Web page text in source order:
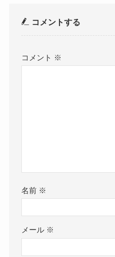
コメントする
コメント ※
名前 ※
メール ※